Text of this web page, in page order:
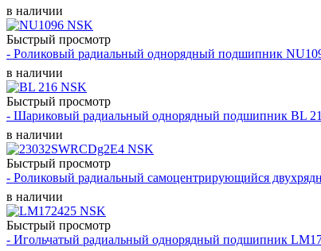
в наличии
Быстрый просмотр
- Роликовый радиальный однорядный подшипник
в наличии
Быстрый просмотр
- Шариковый радиальный однорядный подшипник BL
в наличии
Быстрый просмотр
- Роликовый радиальный самоцентрирующийся
в наличии
Быстрый просмотр
- Игольчатый радиальный однорядный подшипник